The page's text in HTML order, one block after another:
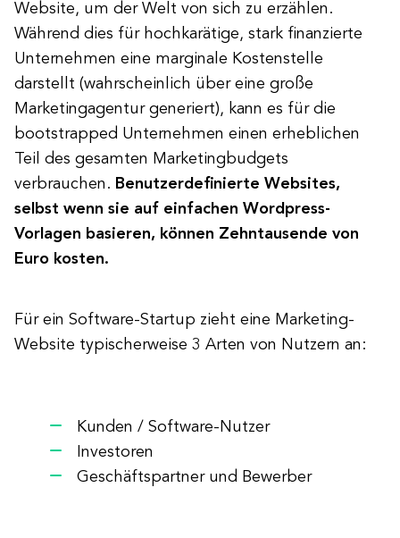
Website, um der Welt von sich zu erzählen.
Während dies für hochkarätige, stark finanzierte
Unternehmen eine marginale Kostenstelle
darstellt (wahrscheinlich über eine große
Marketingagentur generiert), kann es für die
bootstrapped Unternehmen einen erheblichen
Teil des gesamten Marketingbudgets
verbrauchen. Benutzerdefinierte Websites,
selbst wenn sie auf einfachen Wordpress-
Vorlagen basieren, können Zehntausende von
Euro kosten.
Für ein Software-Startup zieht eine Marketing-
Website typischerweise 3 Arten von Nutzern an:
Kunden / Software-Nutzer
Investoren
Geschäftspartner und Bewerber